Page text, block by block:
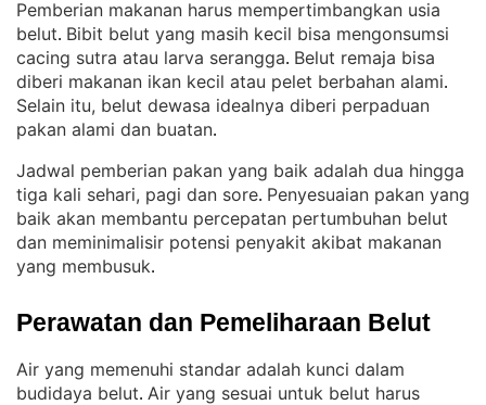
Pemberian makanan harus mempertimbangkan usia
belut. Bibit belut yang masih kecil bisa mengonsumsi
cacing sutra atau larva serangga. Belut remaja bisa
diberi makanan ikan kecil atau pelet berbahan alami
Selain itu, belut dewasa idealnya diberi perpaduan
pakan alami dan buatan.
Jadwal pemberian pakan yang baik adalah dua hingga
tiga kali sehari, pagi dan sore. Penyesuaian pakan yang
baik akan membantu percepatan pertumbuhan belut
dan meminimalisir potensi penyakit akibat makanan
yang membusuk.
Perawatan dan Pemeliharaan Belut
Air yang memenuhi standar adalah kunci dalam
budidaya belut. Air yang sesuai untuk belut harus